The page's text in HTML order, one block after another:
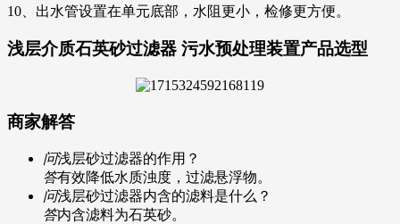
10、出水管设置在单元底部，水阻更小，检修更方便。
浅层介质石英砂过滤器 污水预处理装置产品选型
商家解答
问浅层砂过滤器的作用？
答有效降低水质浊度，过滤悬浮物。
问浅层砂过滤器内含的滤料是什么？
答内含滤料为石英砂。